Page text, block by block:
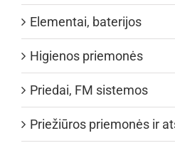
Elementai, baterijos
Higienos priemonės
Priedai, FM sistemos
Priežiūros priemonės ir